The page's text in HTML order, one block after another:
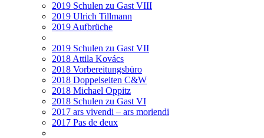
2019 Schulen zu Gast VIII
2019 Ulrich Tillmann
2019 Aufbrüche
2019 Schulen zu Gast VII
2018 Attila Kovács
2018 Vorbereitungsbüro
2018 Doppelseiten C&W
2018 Michael Oppitz
2018 Schulen zu Gast VI
2017 ars vivendi – ars moriendi
2017 Pas de deux